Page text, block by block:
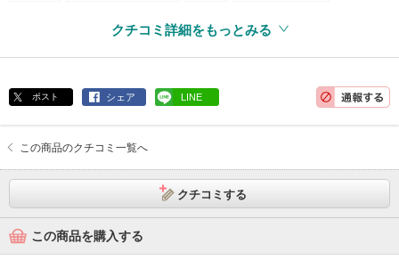
クチコミ詳細をもっとみる
ポスト シェア LINE
この商品のクチコミ一覧へ
クチコミする
この商品を購入する